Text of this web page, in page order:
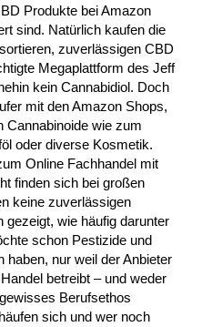
Produkte bei Amazon
sind. Natürlich kaufen die
zuverlässigen CBD
Megaplattform des Jeff
kein Cannabidiol. Doch
mit den Amazon Shops,
Cannabinoide wie zum
oder diverse Kosmetik.
Online Fachhandel mit
finden sich bei großen
keine zuverlässigen
gezeigt, wie häufig darunter
schon Pestizide und
nur weil der Anbieter
betreibt – und weder
Berufsethos
sich und wer noch